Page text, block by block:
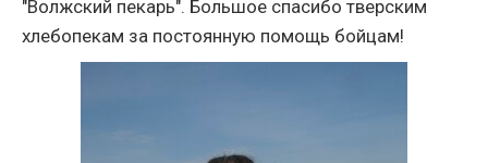
"Волжский пекарь". Большое спасибо тверским
хлебопекам за постоянную помощь бойцам!